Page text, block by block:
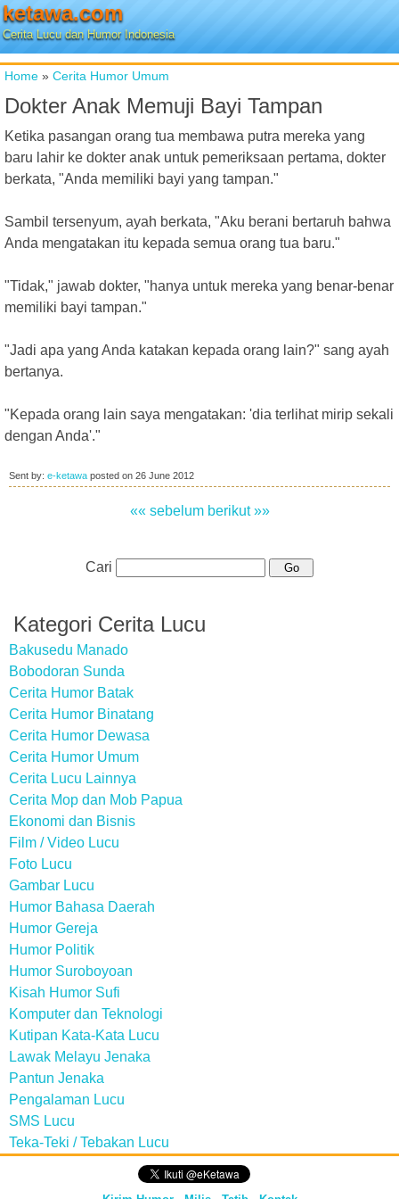
ketawa.com
Cerita Lucu dan Humor Indonesia
Home » Cerita Humor Umum
Dokter Anak Memuji Bayi Tampan
Ketika pasangan orang tua membawa putra mereka yang
baru lahir ke dokter anak untuk pemeriksaan pertama, dokter
berkata, "Anda memiliki bayi yang tampan."
Sambil tersenyum, ayah berkata, "Aku berani bertaruh bahwa
Anda mengatakan itu kepada semua orang tua baru."
"Tidak," jawab dokter, "hanya untuk mereka yang benar-benar
memiliki bayi tampan."
"Jadi apa yang Anda katakan kepada orang lain?" sang ayah
bertanya.
"Kepada orang lain saya mengatakan: 'dia terlihat mirip sekali
dengan Anda'."
Sent by: e-ketawa posted on 26 June 2012
«« sebelum berikut »»
Cari
Kategori Cerita Lucu
Bakusedu Manado
Bobodoran Sunda
Cerita Humor Batak
Cerita Humor Binatang
Cerita Humor Dewasa
Cerita Humor Umum
Cerita Lucu Lainnya
Cerita Mop dan Mob Papua
Ekonomi dan Bisnis
Film / Video Lucu
Foto Lucu
Gambar Lucu
Humor Bahasa Daerah
Humor Gereja
Humor Politik
Humor Suroboyoan
Kisah Humor Sufi
Komputer dan Teknologi
Kutipan Kata-Kata Lucu
Lawak Melayu Jenaka
Pantun Jenaka
Pengalaman Lucu
SMS Lucu
Teka-Teki / Tebakan Lucu